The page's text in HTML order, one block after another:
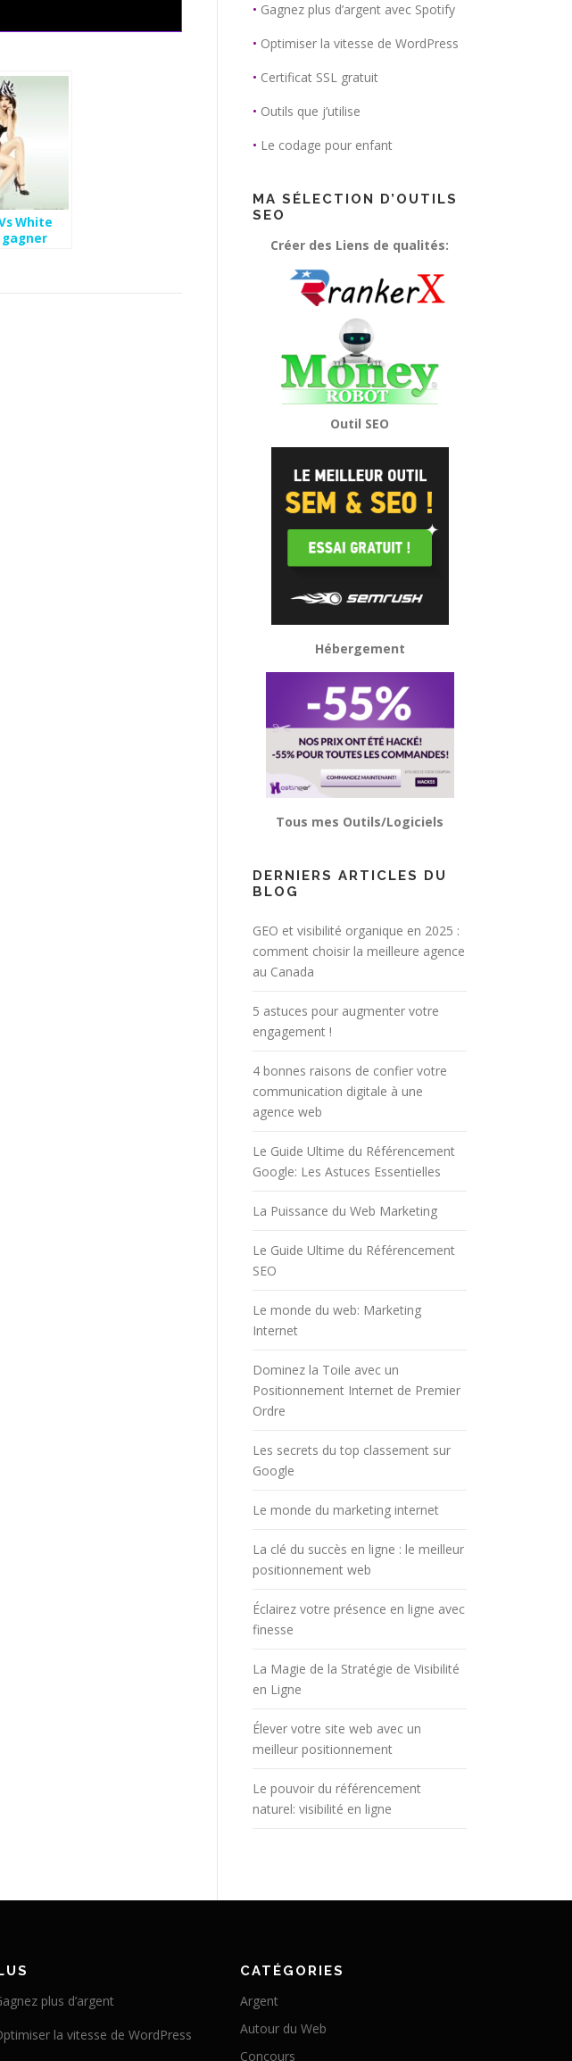
White
• Gagnez plus d’argent avec Spotify
• Optimiser la vitesse de WordPress
• Certificat SSL gratuit
• Outils que j’utilise
• Le codage pour enfant
MA SÉLECTION D’OUTILS
SEO
Créer des Liens de qualités:
Outil SEO
Hébergement
Tous mes Outils/Logiciels
DERNIERS ARTICLES DU
BLOG
GEO et visibilité organique en 2025 :
comment choisir la meilleure agence
au Canada
5 astuces pour augmenter votre
engagement !
4 bonnes raisons de confier votre
communication digitale à une
agence web
Le Guide Ultime du Référencement
Google: Les Astuces Essentielles
La Puissance du Web Marketing
Le Guide Ultime du Référencement
SEO
Le monde du web: Marketing
Internet
Dominez la Toile avec un
Positionnement Internet de Premier
Ordre
Les secrets du top classement sur
Google
Le monde du marketing internet
La clé du succès en ligne : le meilleur
positionnement web
Éclairez votre présence en ligne avec
finesse
La Magie de la Stratégie de Visibilité
en Ligne
Élever votre site web avec un
meilleur positionnement
Le pouvoir du référencement
naturel: visibilité en ligne
plus d’argent
la vitesse de WordPress
CATÉGORIES
Argent
Autour du Web
Concours